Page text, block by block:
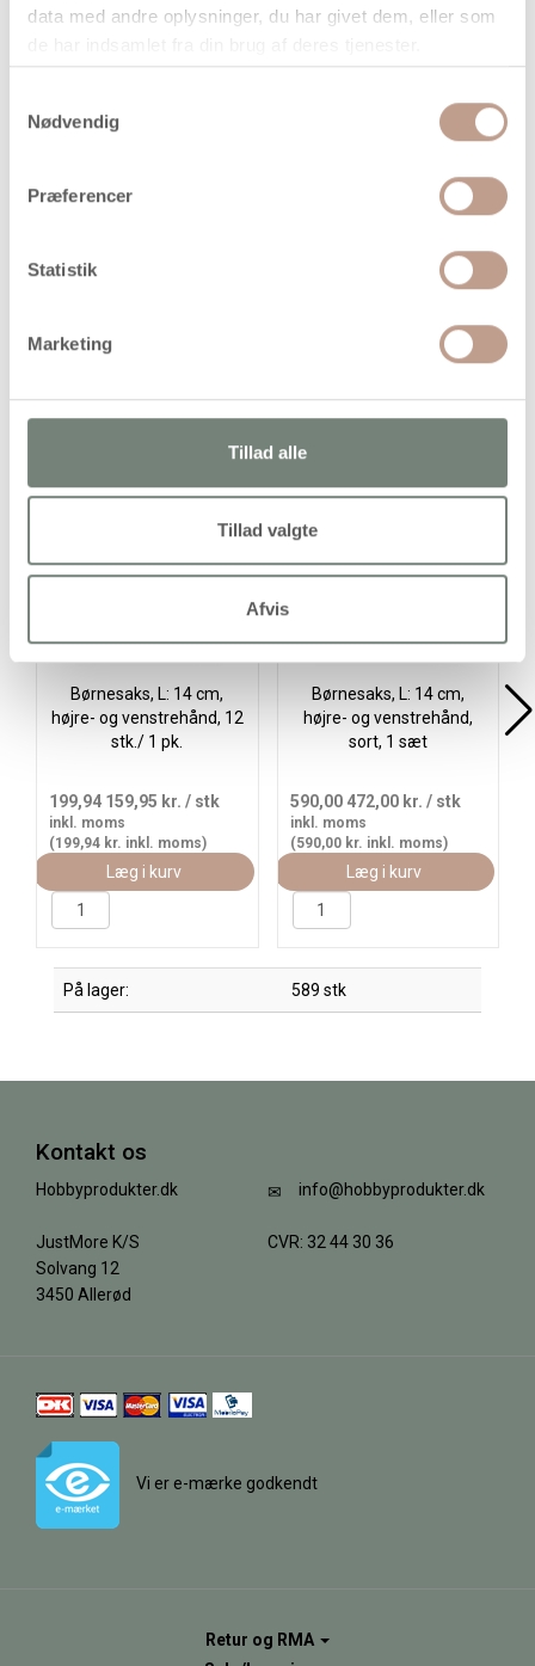
data med andre oplysninger, du har givet dem, eller som
Nødvendig
Præferencer
Statistik
Marketing
Tillad alle
Tillad valgte
Afvis
På lager
Handelsbetingelser
Den velkendte og populære børnesaks fra Fiskars i rustfrit
stål, med rund spids og ergonomisk, komfortabelt håndtag
Børnesaks, L: 14 cm,
højre- og venstrehånd, 12
stk./ 1 pk.
199,94 159,95 kr. / stk
inkl. moms
(199,94 kr. inkl. moms)
Læg i kurv
Børnesaks, L: 14 cm,
højre- og venstrehånd,
sort, 1 sæt
590,00 472,00 kr. / stk
inkl. moms
(590,00 kr. inkl. moms)
Læg i kurv
På lager: 589 stk
Kontakt os
Hobbyprodukter.dk
JustMore K/S
Solvang 12
3450 Allerød
info@hobbyprodukter.dk
CVR: 32 44 30 36
Vi er e-mærke godkendt
Retur og RMA